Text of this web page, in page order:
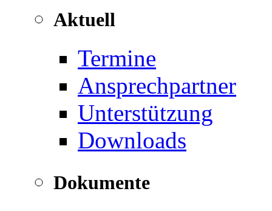
Aktuell
Termine
Ansprechpartner
Unterstützung
Downloads
Dokumente